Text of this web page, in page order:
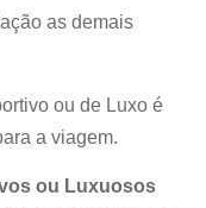
as demais
ou de Luxo é
a viagem.
ou Luxuosos